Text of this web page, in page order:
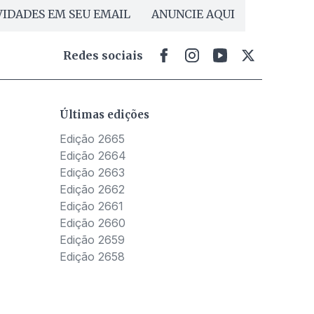
EM SEU EMAIL ANUNCIE AQUI
Redes sociais
Últimas edições
Edição 2665
Edição 2664
Edição 2663
Edição 2662
Edição 2661
Edição 2660
Edição 2659
Edição 2658